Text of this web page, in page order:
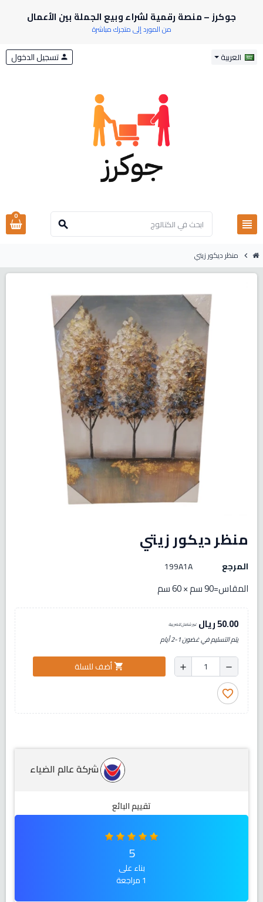
جوكرز – منصة رقمية لشراء وبيع الجملة بين الأعمال
من المورد إلى متجرك مباشرة
العربية
view_headline
search
person تسجيل الدخول
0
chevron_right منظر ديكور زيتي
منظر ديكور زيتي
المرجع 199A1A
المقاس=90 سم × 60 سم
50.00 ريال غير شامل للضريبة
يتم التسليم في غضون 1-2 أيام
remove
add
shopping_cartأضف للسلة
favorite_border
شركة عالم الضياء
تقييم البائع
5
بناء على
1 مراجعة